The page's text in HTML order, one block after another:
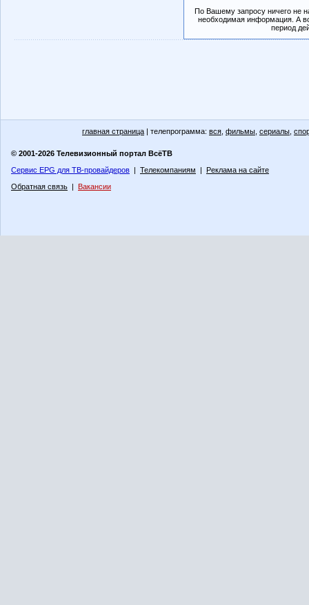
По Вашему запросу ничего не
необходимая информация. А
период
главная страница | телепрограмма: вся фильмы сериалы
© 2001-2026 Телевизионный портал ВсёТВ
Сервис EPG для ТВ-провайдеров | Телекомпаниям | Реклама на сайте
Обратная связь | Вакансии